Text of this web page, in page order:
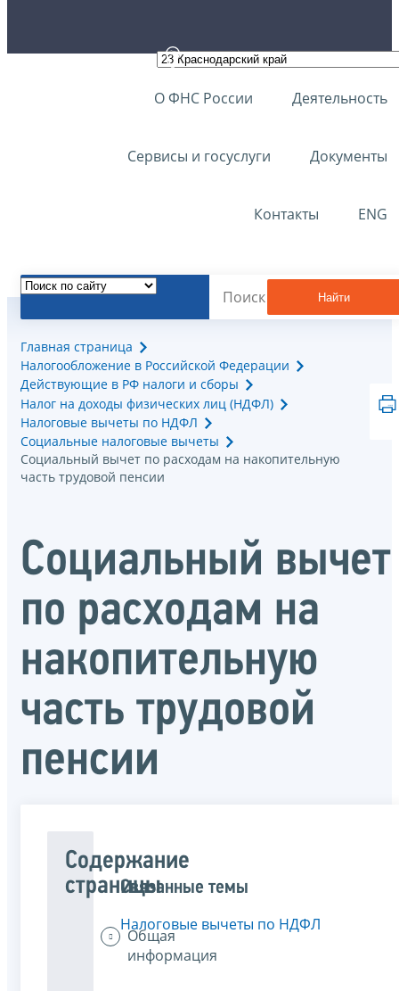
О ФНС России Деятельность
Сервисы и госуслуги Документы
Контакты ENG
Найти
Главная страница
Налогообложение в Российской Федерации
Действующие в РФ налоги и сборы
Налог на доходы физических лиц (НДФЛ)
Налоговые вычеты по НДФЛ
Социальные налоговые вычеты
Социальный вычет по расходам на накопительную
часть трудовой пенсии
Социальный вычет
по расходам на
накопительную
часть трудовой
пенсии
Содержание
страницы
Общая
информация
Связанные темы
Налоговые вычеты по НДФЛ